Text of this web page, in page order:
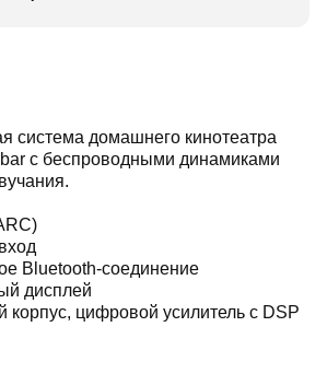
система домашнего кинотеатра
с беспроводными динамиками
Bluetooth-соединение
дисплей
корпус, цифровой усилитель с DSP